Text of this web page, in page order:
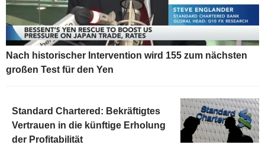
Nach historischer Intervention wird 155 zum nächsten
großen Test für den Yen
Standard Chartered: Bekräftigtes
Vertrauen in die künftige Erholung
der Profitabilität